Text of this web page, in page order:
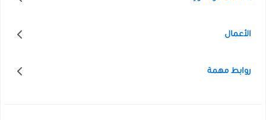
الأعمال
روابط مهمة